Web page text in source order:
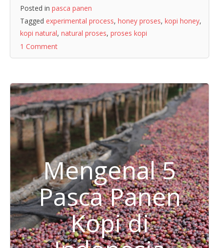
Posted in pasca panen
Tagged experimental process, honey proses, kopi honey,
kopi natural, natural proses, proses kopi
1 Comment
Mengenal 5
Pasca Panen
Kopi di